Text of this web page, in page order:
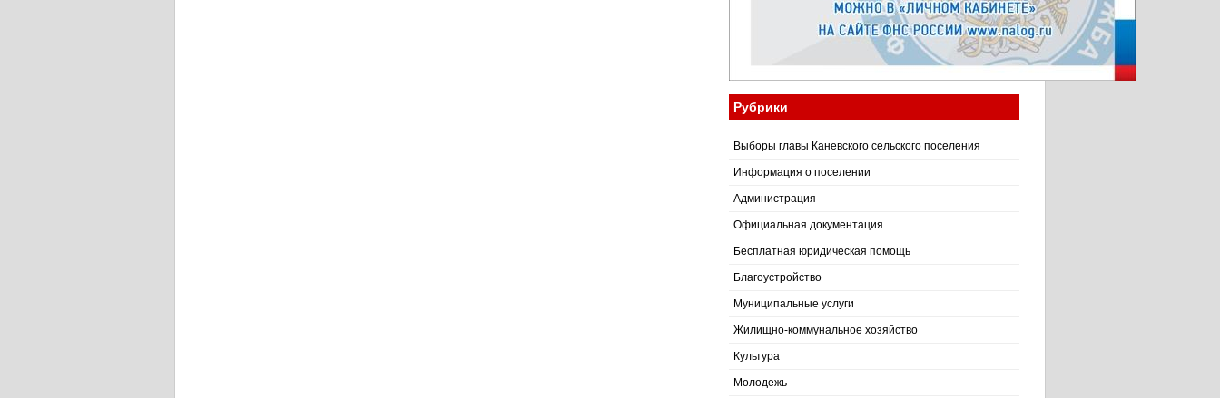
Рубрики
Выборы главы Каневского сельского поселения
Информация о поселении
Администрация
Официальная документация
Бесплатная юридическая помощь
Благоустройство
Муниципальные услуги
Жилищно-коммунальное хозяйство
Культура
Молодежь